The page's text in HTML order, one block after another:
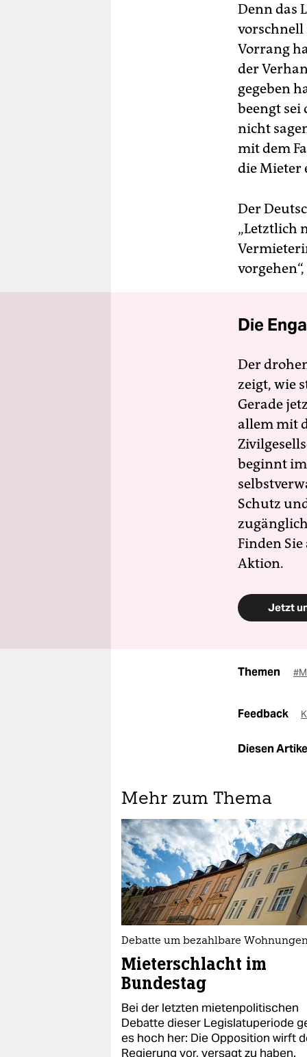
Denn das
vorschnell
Vorrang
der
gegeben
beengt sei
nicht
mit dem
die Mieter
Der
„Letztlich
vorgehen“,
Die
Der
zeigt, wie
Gerade
allem mit
beginnt
Schutz
Finden
Aktion.
Jetzt
Themen
Feedback
Diesen
Mehr zum Thema
Debatte um bezahlbare
Mieterschlacht im
Bundestag
Bei der letzten mietenpolitischen
Debatte dieser Legislatuperiode
es hoch her: Die Opposition wirft
Regierung vor, versagt zu haben.